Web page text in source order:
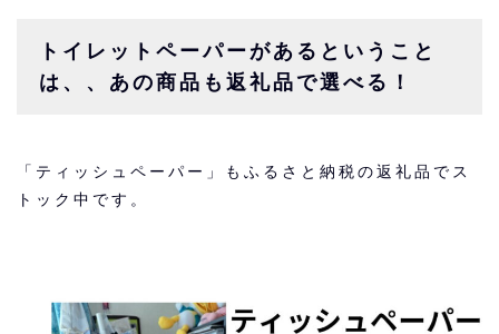
トイレットペーパーがあるということ
は、、あの商品も返礼品で選べる！
「ティッシュペーパー」もふるさと納税の返礼品でス
トック中です。